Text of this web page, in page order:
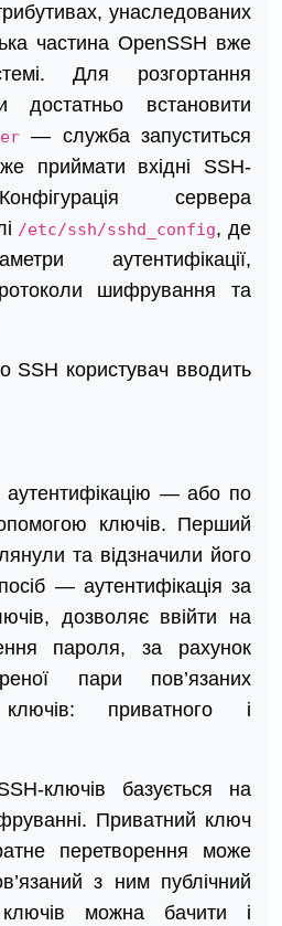
унаследованих
частина OpenSSH вже
Для розгортання
достатньо встановити
— служба запуститься
приймати вхідні SSH-
сервера
/etc/ssh/sshd_config, де
аутентифікації,
шифрування та
SSH користувач вводить
аутентифікацію — або по
ключів. Перший
та відзначили його
— аутентифікація за
дозволяє ввійти на
пароля, за рахунок
пари пов’язаних
ключів: приватного і
ключів базується на
Приватний ключ
перетворення може
з ним публічний
можна бачити і